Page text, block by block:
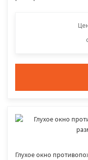
Глухое окно